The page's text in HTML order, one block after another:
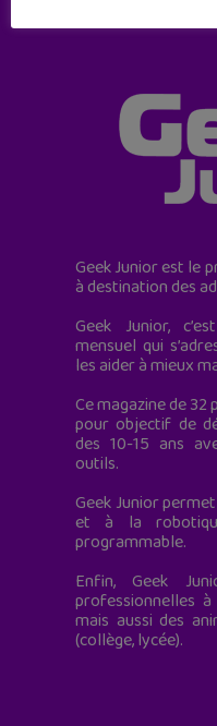
Geek Junior est le
à destination des
Geek Junior,
mensuel qui
les aider à mieux
Ce magazine de
pour objectif de
des 10-15 ans
outils.
Geek Junior
et à la
programmable.
Enfin, Geek
professionnelles
mais aussi des
(collège, lycée).